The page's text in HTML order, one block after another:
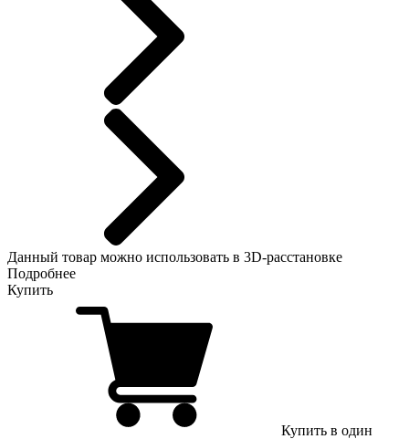
Данный товар можно использовать в 3D-расстановке
Подробнее
Купить
Купить в один